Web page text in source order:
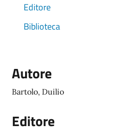
Editore
Biblioteca
Autore
Bartolo, Duilio
Editore